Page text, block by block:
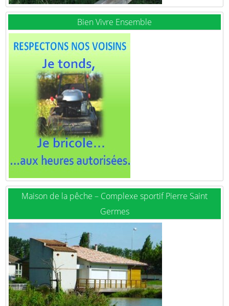
Bien Vivre Ensemble
Maison de la pêche – Complexe sportif Pierre Saint
Germes